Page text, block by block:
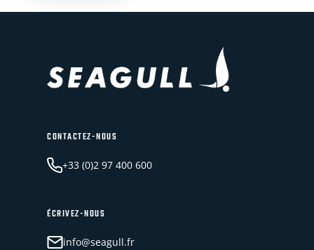
CONTACTEZ-NOUS
+33 (0)2 97 400 600
ÉCRIVEZ-NOUS
info@seagull.fr